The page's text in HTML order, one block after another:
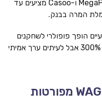
בונוס ב-ILS (שקלים) נוח יותר — MegaPari ו-Casoo מציעים עד
שבועיים הופך פופולרי לשחקנים
פעילים — פחות glamorous מבונוס 300% אבל לעיתים ערך אמיתי